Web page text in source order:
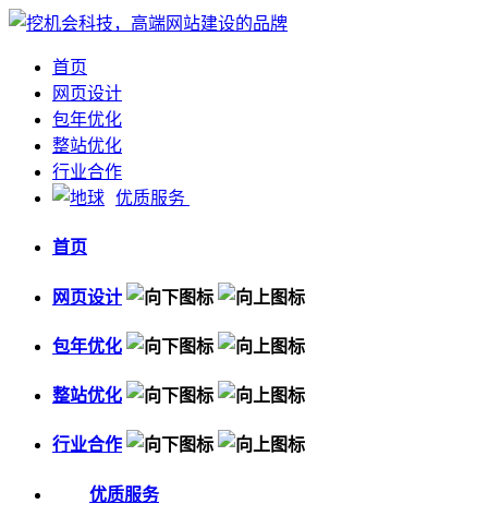
首页
网页设计
包年优化
整站优化
行业合作
优质服务
首页
网页设计
包年优化
整站优化
行业合作
优质服务